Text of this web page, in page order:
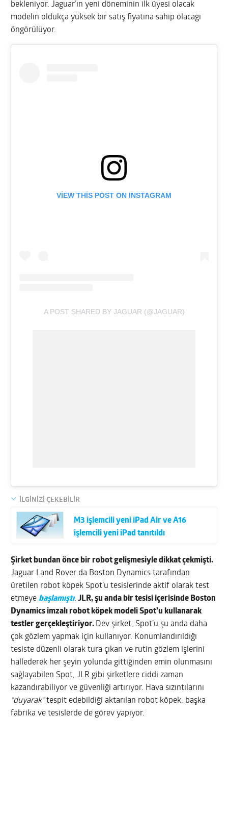
bekleniyor. Jaguar’ın yeni döneminin ilk üyesi olacak
modelin oldukça yüksek bir satış fiyatına sahip olacağı
öngörülüyor.
VIEW THIS POST ON INSTAGRAM
A POST SHARED BY JAGUAR (@JAGUAR)
İLGİNİZİ ÇEKEBİLİR
M3 işlemcili yeni iPad Air ve A16
işlemcili yeni iPad tanıtıldı
Şirket bundan önce bir robot gelişmesiyle dikkat çekmişti.
Jaguar Land Rover da Boston Dynamics tarafından
üretilen robot köpek Spot’u tesislerinde aktif olarak test
etmeye başlamıştı. JLR, şu anda bir tesisi içerisinde Boston
Dynamics imzalı robot köpek modeli Spot’u kullanarak
testler gerçekleştiriyor. Dev şirket, Spot’u şu anda daha
çok gözlem yapmak için kullanıyor. Konumlandırıldığı
tesiste düzenli olarak tura çıkan ve rutin gözlem işlerini
hallederek her şeyin yolunda gittiğinden emin olunmasını
sağlayabilen Spot, JLR gibi şirketlere ciddi zaman
kazandırabiliyor ve güvenliği artırıyor. Hava sızıntılarını
“duyarak”tespit edebildiği aktarılan robot köpek, başka
fabrika ve tesislerde de görev yapıyor.